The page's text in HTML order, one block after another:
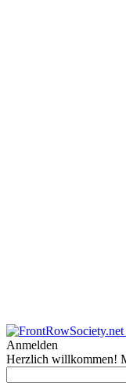
Anmelden
Herzlich willkommen!